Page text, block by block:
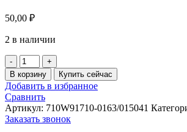
50,00 ₽
2 в наличии
Количество
товара
Шайба
упорная
переднего
тормозного
вала
В корзину Купить сейчас
Добавить в избранное
Сравнить
Артикул: 710W91710-0163/015041
Заказать звонок